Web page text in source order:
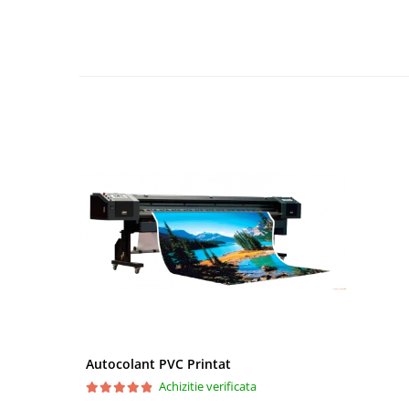
Autocolant PVC Printat
Achizitie verificata